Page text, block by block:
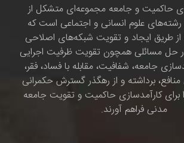
حاکمیت و جامعه مجموعه‌ای متشکل از
علوم انسانی و اجتماعی است که
از طریق ایجاد و تقویت شبکه‌های اصلاحی
در حل مسائلی همچون تقویت ظرفیت اجرایی
جامعه، شفافیت، مقابله با فساد، فقر،
منافع، برداشته و از رهگذر گسترش حکمرانی
برای کارآمدسازی حاکمیت و تقویت جامعه
مدنی فراهم آورند.